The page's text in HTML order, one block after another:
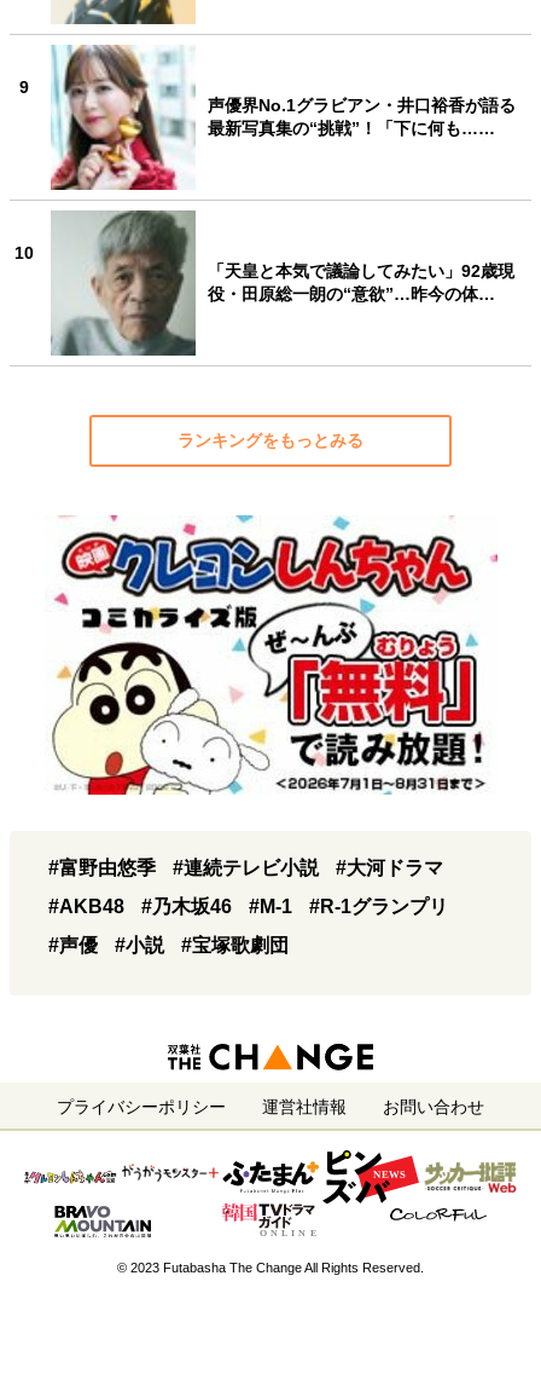
9
声優界No.1グラビアン・井口裕香が語る
最新写真集の“挑戦”！「下に何も……
10
「天皇と本気で議論してみたい」92歳現
役・田原総一朗の“意欲”…昨今の体…
ランキングをもっとみる
#富野由悠季 #連続テレビ小説
#大河ドラマ
#AKB48
#乃木坂46 #M-1
#R-1グランプリ
#声優
#小説 #宝塚歌劇団
プライバシーポリシー 運営社情報 お問い合わせ
© 2023 Futabasha The Change All Rights Reserved.